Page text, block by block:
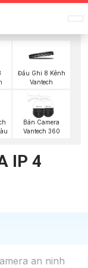
Đầu Ghi 8 Kênh
Vantech
Bán Camera
Vantech 360
IP 4
an ninh